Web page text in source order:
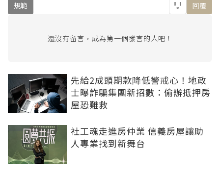
規範 回覆
還沒有留言，成為第一個發言的人吧！
先給2成頭期款降低警戒心！地政
士曝詐騙集團新招數：偷辦抵押房
屋恐難救
社工魂走進房仲業 信義房屋讓助
人專業找到新舞台